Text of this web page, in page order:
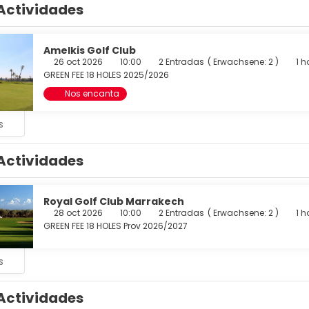
podrás aprovechar prestaciones como servicio de
sin asistencia gratuito.
Amelkis Golf Club
26 oct 2026 10:00 2 Entradas ( Erwachsene: 2 )
1
GREEN FEE 18 HOLES 2025/2026
Nos encanta
Royal Golf Club Marrakech
28 oct 2026 10:00 2 Entradas ( Erwachsene: 2 )
1
GREEN FEE 18 HOLES Prov 2026/2027